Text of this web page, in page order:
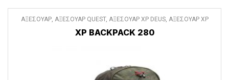
ΑΞΕΣΟΥΑΡ, ΑΞΕΣΟΥΑΡ QUEST, ΑΞΕΣΟΥΑΡ XP DEUS, ΑΞΕΣΟΥΑΡ XP
XP BACKPACK 280